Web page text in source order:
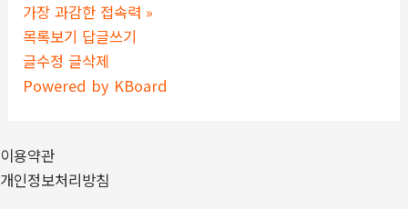
가장 과감한 접속력 »
목록보기 답글쓰기
글수정 글삭제
Powered by KBoard
이용약관
개인정보처리방침